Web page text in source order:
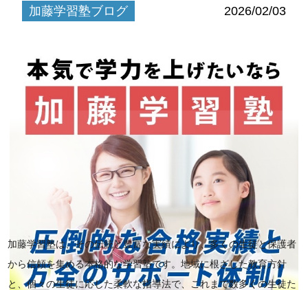
加藤学習塾ブログ 2026/02/03
加藤学習塾は、その伝統と豊富な実績により、多くの生徒と保護者
から信頼を集める本格的な学習塾です。地域に根ざした教育方針
と、個々の生徒に応じた柔軟な指導法で、これまで数多くの生徒た